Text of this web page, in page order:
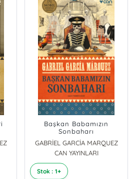
Başkan Babamızın
Sonbaharı
GABRİEL GARCİA MARQUEZ
CAN YAYINLARI
Stok : 1+